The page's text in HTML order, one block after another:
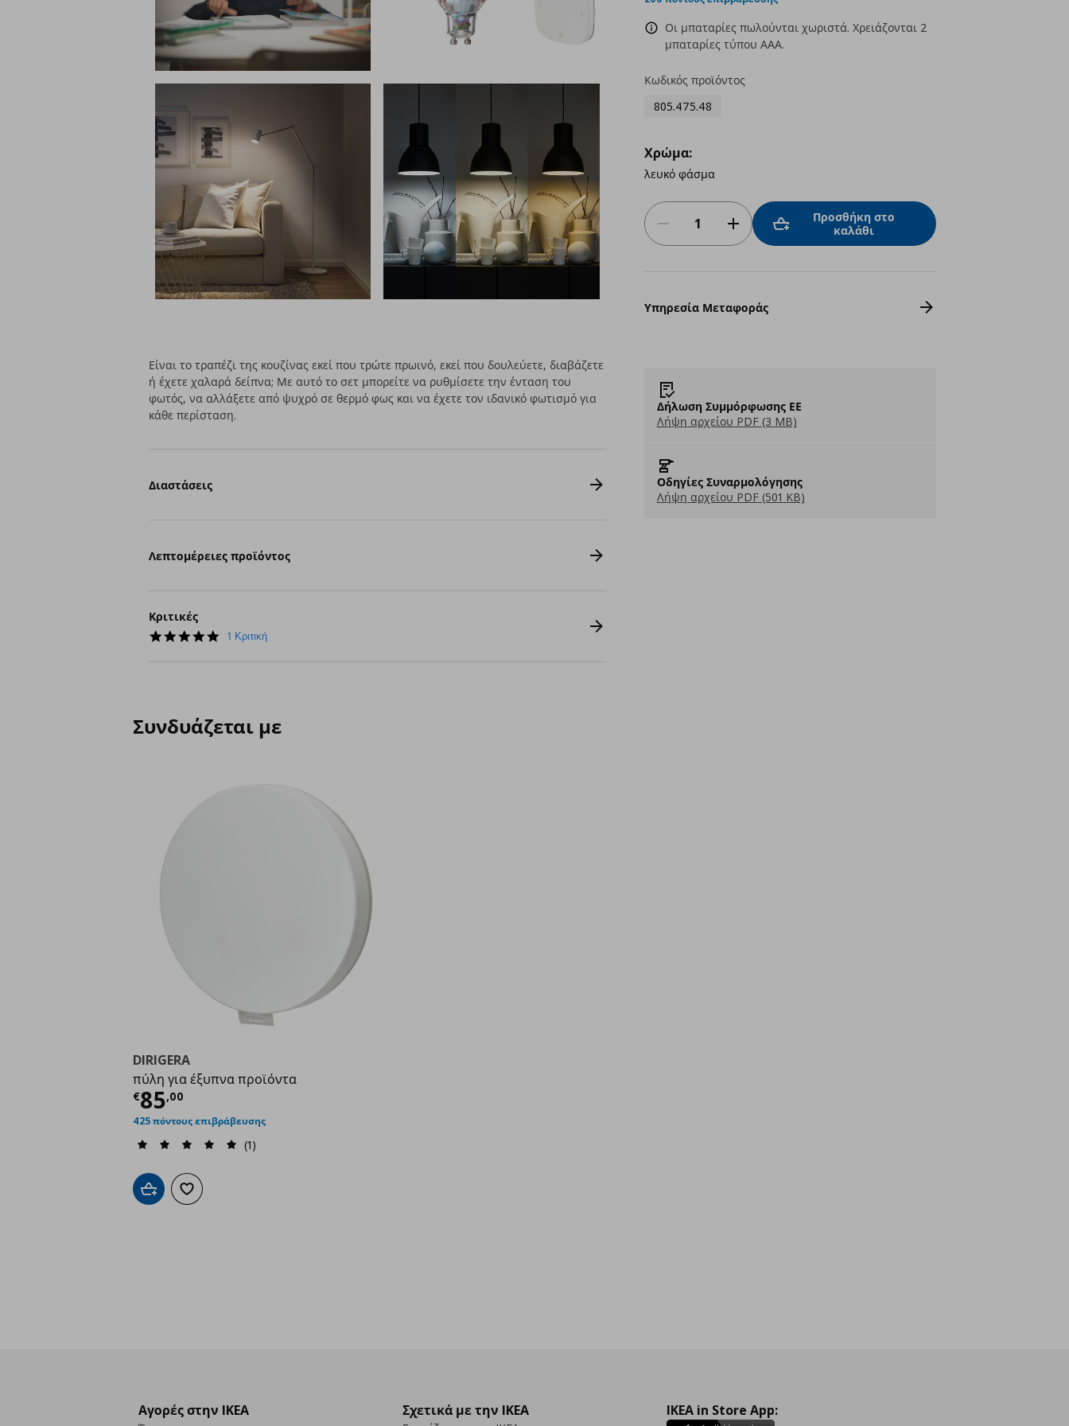
Οι μπαταρίες πωλούνται χωριστά. Χρειάζονται 2
μπαταρίες τύπου AAA.
Κωδικός προϊόντος
805.475.48
Χρώμα:
λευκό φάσμα
Προσθήκη στο
καλάθι
Υπηρεσία Μεταφοράς
Δήλωση Συμμόρφωσης ΕΕ
Λήψη αρχείου PDF (3 MB)
Οδηγίες Συναρμολόγησης
Λήψη αρχείου PDF (501 KB)
Είναι το τραπέζι της κουζίνας εκεί που τρώτε πρωινό, εκεί που δουλεύετε, διαβάζετε
ή έχετε χαλαρά δείπνα; Με αυτό το σετ μπορείτε να ρυθμίσετε την ένταση του
φωτός, να αλλάξετε από ψυχρό σε θερμό φως και να έχετε τον ιδανικό φωτισμό για
κάθε περίσταση.
Διαστάσεις
Λεπτομέρειες προϊόντος
Κριτικές
5.0
1 Κριτική
Συνδυάζεται με
DIRIGERA
πύλη για έξυπνα προϊόντα
€85,00
Τρέχουσα τιμή
425 πόντους επιβράβευσης
(1)
Προσθήκη στο καλάθι
Προσθήκη στα αγαπημένα
Αγορές στην IKEA Σχετικά με την IKEA IKEA in Store App: